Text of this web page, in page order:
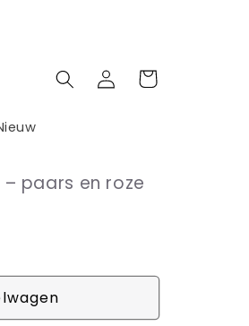
Inloggen
Winkelwagen
paars en roze